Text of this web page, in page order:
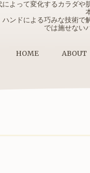
よって変化するカラダ
ンドによる巧みな技術
では施せない
HOME ABOUT